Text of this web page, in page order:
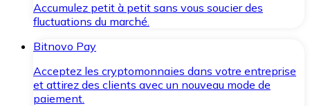
Accumulez petit à petit sans vous soucier des
fluctuations du marché.
Bitnovo Pay
Acceptez les cryptomonnaies dans votre entreprise
et attirez des clients avec un nouveau mode de
paiement.